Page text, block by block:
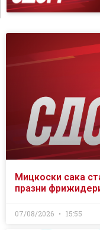
Мицкоски сака
празни
07/08/2026 15:55